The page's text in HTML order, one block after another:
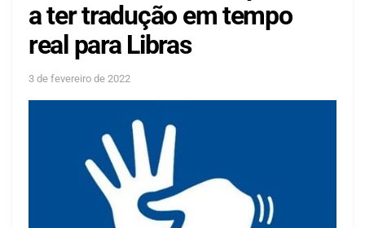
a ter tradução em tempo
real para Libras
3 de fevereiro de 2022